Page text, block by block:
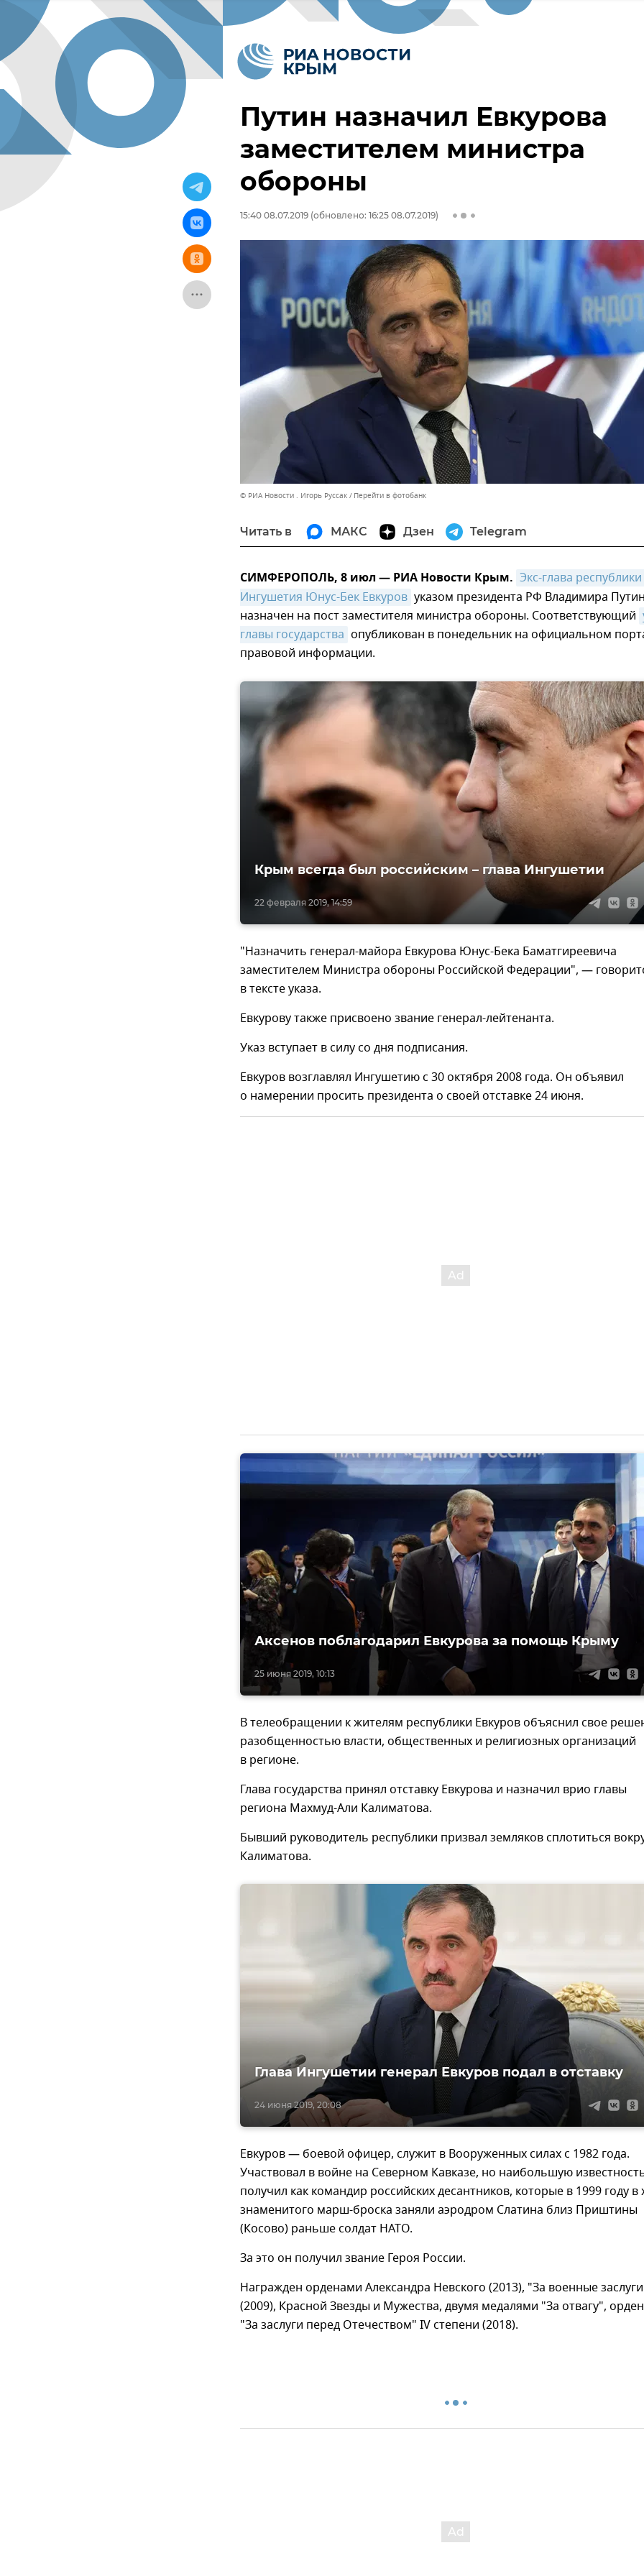
Путин назначил Евкурова
заместителем министра
обороны
15:40 08.07.2019 (обновлено: 16:25 08.07.2019)
© РИА Новости . Игорь Руссак Перейти в фотобанк
Читать в МАКС Дзен Telegram
СИМФЕРОПОЛЬ, 8 июл — РИА Новости Крым. Экс-глава республики
Ингушетия Юнус-Бек Евкуров указом президента РФ Владимира
назначен на пост заместителя министра обороны. Соответствующий
главы государства опубликован в понедельник на официальном
правовой информации.
22 февраля 2019, 14:59
Крым всегда был российским – глава Ингушетии
"Назначить генерал-майора Евкурова Юнус-Бека Баматгиреевича
заместителем Министра обороны Российской Федерации", —
в тексте указа.
Евкурову также присвоено звание генерал-лейтенанта.
Указ вступает в силу со дня подписания.
Евкуров возглавлял Ингушетию с 30 октября 2008 года. Он объявил
о намерении просить президента о своей отставке 24 июня.
25 июня 2019, 10:13
Аксенов поблагодарил Евкурова за помощь Крыму
В телеобращении к жителям республики Евкуров объяснил свое
разобщенностью власти, общественных и религиозных организаций
в регионе.
Глава государства принял отставку Евкурова и назначил врио главы
региона Махмуд-Али Калиматова.
Бывший руководитель республики призвал земляков сплотиться
Калиматова.
24 июня 2019, 20:08
Глава Ингушетии генерал Евкуров подал в отставку
Евкуров — боевой офицер, служит в Вооруженных силах с 1982 года.
Участвовал в войне на Северном Кавказе, но наибольшую
получил как командир российских десантников, которые в 1999 году в
знаменитого марш-броска заняли аэродром Слатина близ Приштины
(Косово) раньше солдат НАТО.
За это он получил звание Героя России.
Награжден орденами Александра Невского (2013), "За военные
(2009), Красной Звезды и Мужества, двумя медалями "За отвагу",
"За заслуги перед Отечеством" IV степени (2018).